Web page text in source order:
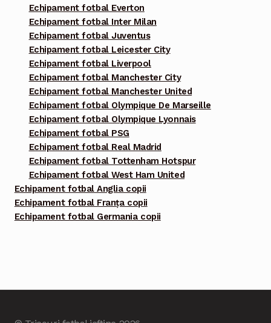
Echipament fotbal Everton
Echipament fotbal Inter Milan
Echipament fotbal Juventus
Echipament fotbal Leicester City
Echipament fotbal Liverpool
Echipament fotbal Manchester City
Echipament fotbal Manchester United
Echipament fotbal Olympique De Marseille
Echipament fotbal Olympique Lyonnais
Echipament fotbal PSG
Echipament fotbal Real Madrid
Echipament fotbal Tottenham Hotspur
Echipament fotbal West Ham United
Echipament fotbal Anglia copii
Echipament fotbal Franța copii
Echipament fotbal Germania copii